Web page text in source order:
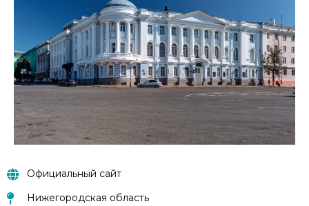
Официальный сайт
Нижегородская область